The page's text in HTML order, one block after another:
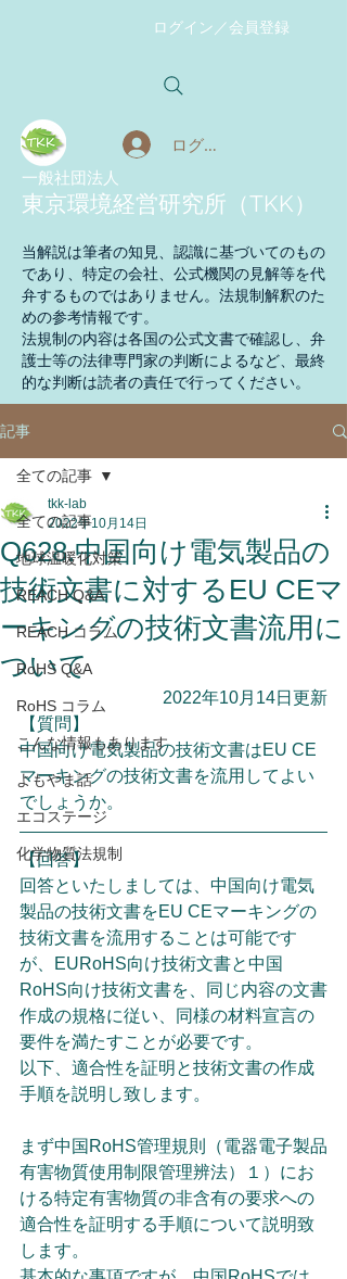
ログイン／会員登録
ログイン
​一般社団法人
東京環境経営研究所（TKK）
当解説は筆者の知見、認識に基づいてのもの
であり、特定の会社、公式機関の見解等を代
弁するものではありません。法規制解釈のた
めの参考情報です。
法規制の内容は各国の公式文書で確認し、弁
護士等の法律専門家の判断によるなど、最終
的な判断は読者の責任で行ってください。
記事
全ての記事
地球温暖化対策
REACH Q&A
REACH コラム
RoHS Q&A
RoHS コラム
こんな情報もあります
よもやま話
エコステージ
化学物質法規制
全ての記事
Q628.中国向け電気製品の
技術文書に対するEU CEマ
ーキングの技術文書流用に
ついて
tkk-lab
2022年10月14日
2022年10月14日更新
【質問】
中国向け電気製品の技術文書はEU CE
マーキングの技術文書を流用してよい
でしょうか。
【回答】
回答といたしましては、中国向け電気
製品の技術文書をEU CEマーキングの
技術文書を流用することは可能です
が、EURoHS向け技術文書と中国
RoHS向け技術文書を、同じ内容の文書
作成の規格に従い、同様の材料宣言の
要件を満たすことが必要です。
以下、適合性を証明と技術文書の作成
手順を説明し致します。
まず中国RoHS管理規則（電器電子製品
有害物質使用制限管理辨法）１）にお
ける特定有害物質の非含有の要求への
適合性を証明する手順について説明致
します。